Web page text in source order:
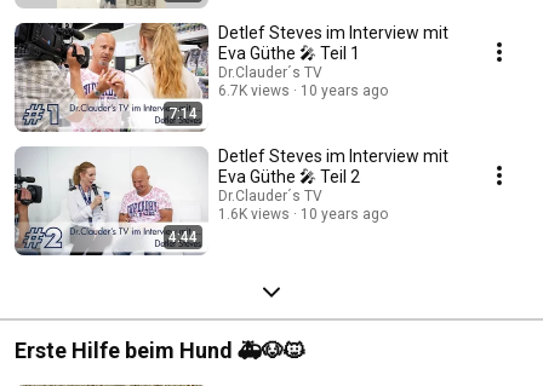
7:14
Detlef Steves im Interview mit
Eva Güthe 🎤 Teil 1
Dr.Clauder´s TV
6.7K views
10 years ago
4:44
Detlef Steves im Interview mit
Eva Güthe 🎤 Teil 2
Dr.Clauder´s TV
1.6K views
10 years ago
Erste Hilfe beim Hund 🚑🐶🐱